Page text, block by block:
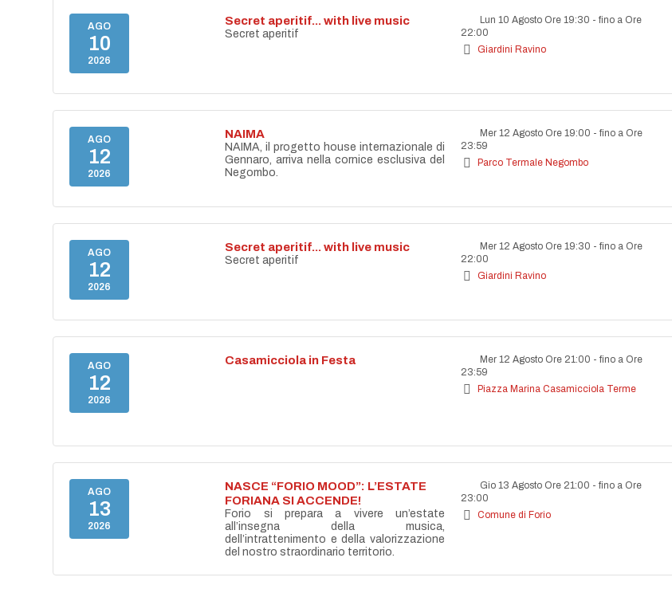
AGO
10
2026
Secret aperitif... with live music
Secret aperitif
Lun 10 Agosto Ore 19:30 - fino a Ore
22:00
Giardini Ravino
AGO
12
2026
NAIMA
NAIMA, il progetto house internazionale di
Gennaro, arriva nella cornice esclusiva del
Negombo.
Mer 12 Agosto Ore 19:00 - fino a Ore
23:59
Parco Termale Negombo
AGO
12
2026
Secret aperitif... with live music
Secret aperitif
Mer 12 Agosto Ore 19:30 - fino a Ore
22:00
Giardini Ravino
AGO
12
2026
Casamicciola in Festa Mer 12 Agosto Ore 21:00 - fino a Ore
23:59
Piazza Marina Casamicciola Terme
AGO
13
2026
NASCE “FORIO MOOD”: L’ESTATE
FORIANA SI ACCENDE!
Forio si prepara a vivere un’estate
all’insegna della musica,
dell’intrattenimento e della valorizzazione
del nostro straordinario territorio.
Gio 13 Agosto Ore 21:00 - fino a Ore
23:00
Comune di Forio